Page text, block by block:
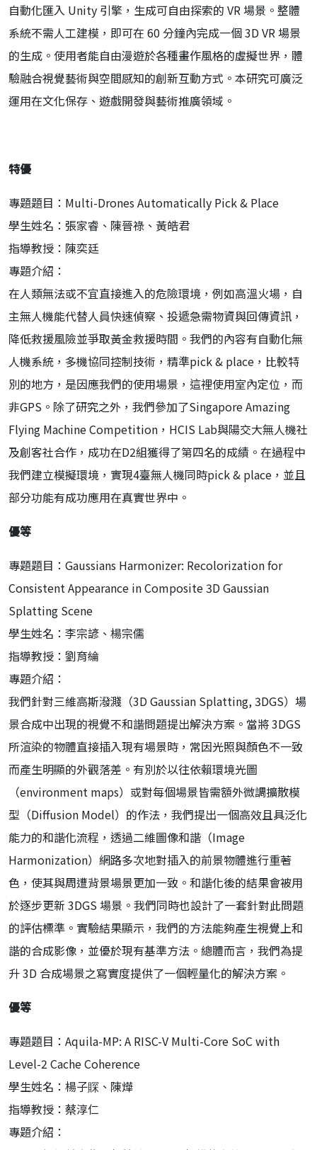
自動化匯入 Unity 引擎，生成可自由探索的 VR 場景。整體
系統不需人工建模，即可在 60 分鐘內完成一個 3D VR 場景
的生成。使用者能自由漫遊於各種畫作風格的虛擬世界，體
驗融合視覺藝術與空間感知的創新互動方式。本研究可廣泛
運用在文化保存、遊戲開發與藝術推廣領域。
特優
專題題目：Multi-Drones Automatically Pick & Place
學生姓名：張家睿、陳晉祿、黃皓君
指導教授：陳奕廷
專題介紹：
在人類無法或不宜直接進入的危險環境，例如高溫火場，自
主無人機能代替人員快速偵察、投遞急需物資與回傳資訊，
降低救援風險並爭取黃金救援時間。我們的內容有自動化無
人機系統，多機協同控制技術，精準pick & place，比較特
別的地方，是因應我們的使用場景，這裡使用室內定位，而
非GPS。除了研究之外，我們參加了Singapore Amazing
Flying Machine Competition，HCIS Lab與陽交大無人機社
及創客社合作，成功在D2組獲得了第四名的成績。在過程中
我們建立模擬環境，實現4臺無人機同時pick & place，並且
部分功能有成功應用在真實世界中。
優等
專題題目：Gaussians Harmonizer: Recolorization for
Consistent Appearance in Composite 3D Gaussian
Splatting Scene
學生姓名：李宗諺、楊宗儒
指導教授：劉育綸
專題介紹：
我們針對三維高斯潑濺（3D Gaussian Splatting, 3DGS）場
景合成中出現的視覺不和諧問題提出解決方案。當將 3DGS
所渲染的物體直接插入現有場景時，常因光照與顏色不一致
而產生明顯的外觀落差。有別於以往依賴環境光圖
（environment maps）或對每個場景皆需額外微調擴散模
型（Diffusion Model）的作法，我們提出一個高效且具泛化
能力的和諧化流程，透過二維圖像和諧（Image
Harmonization）網路多次地對插入的前景物體進行重著
色，使其與周遭背景場景更加一致。和諧化後的結果會被用
於逐步更新 3DGS 場景。我們同時也設計了一套針對此問題
的評估標準。實驗結果顯示，我們的方法能夠產生視覺上和
諧的合成影像，並優於現有基準方法。總體而言，我們為提
升 3D 合成場景之寫實度提供了一個輕量化的解決方案。
優等
專題題目：Aquila-MP: A RISC-V Multi-Core SoC with
Level-2 Cache Coherence
學生姓名：楊子賝、陳燁
指導教授：蔡淳仁
專題介紹：